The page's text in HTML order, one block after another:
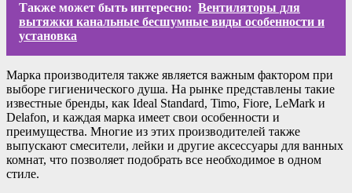
Также может быть интересно: Вентиляторы для
вытяжки канальные бесшумные виды особенности и
установка
Марка производителя также является важным фактором при
выборе гигиенического душа. На рынке представлены такие
известные бренды, как Ideal Standard, Timo, Fiore, LeMark и
Delafon, и каждая марка имеет свои особенности и
преимущества. Многие из этих производителей также
выпускают смесители, лейки и другие аксессуары для ванных
комнат, что позволяет подобрать все необходимое в одном
стиле.